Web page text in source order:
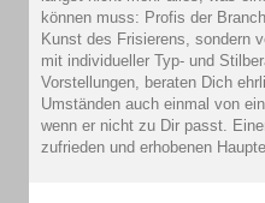
können muss: Profis der
Kunst des Frisierens, sondern
mit individueller Typ- und
Vorstellungen, beraten Dich
Umständen auch einmal von
wenn er nicht zu Dir passt.
zufrieden und erhobenen